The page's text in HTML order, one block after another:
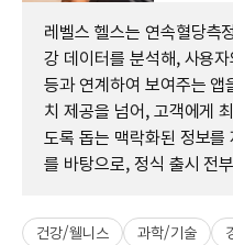
레벨스 헬스는 연속혈당측
강 데이터를 분석해, 사용
등과 연계하여 보여주는
치 제공을 넘어, 고객에게
도록 돕는 맥락화된 정보를
를 바탕으로, 정식 출시 전
건강/웰니스 과학/기술